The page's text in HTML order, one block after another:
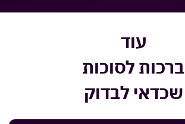
עוד
ברכות לסוכות
שכדאי לבדוק